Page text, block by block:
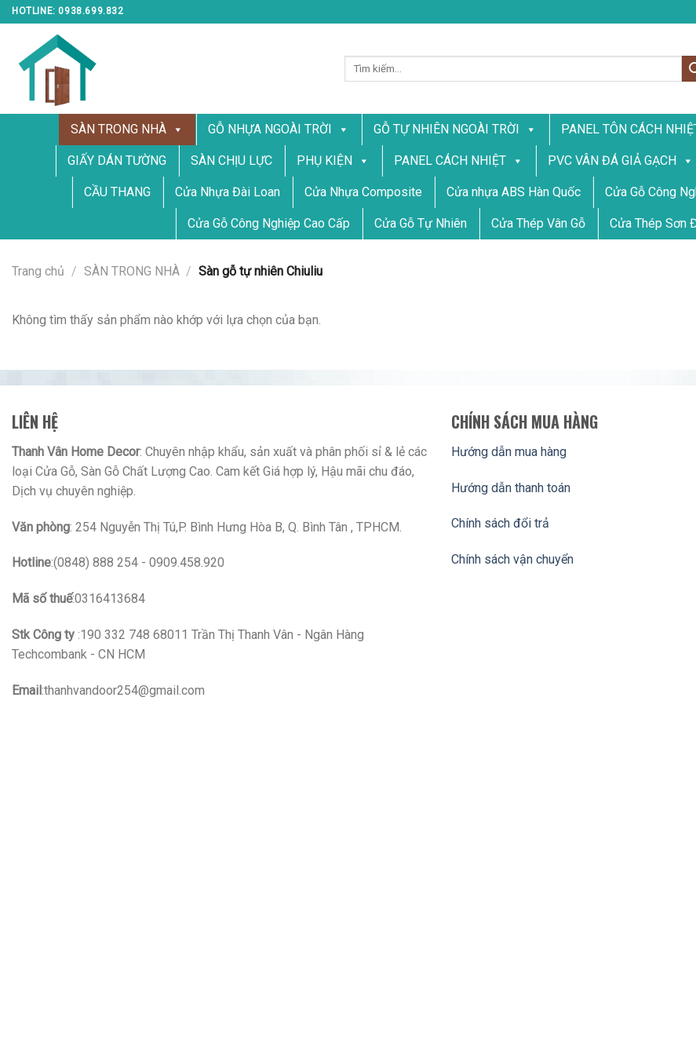
Skip
content
HOTLINE: 0938.699.832
Tìm
SÀN TRONG NHÀ GỖ NHỰA NGOÀI TRỜI GỖ TỰ NHIÊN NGOÀI TRỜI PANEL TÔN CÁCH
GIẤY DÁN TƯỜNG SÀN CHỊU LỰC PHỤ KIỆN PANEL CÁCH NHIỆT PVC VÂN ĐÁ GIẢ GẠCH
CẦU THANG Cửa Nhựa Đài Loan Cửa Nhựa Composite Cửa nhựa ABS Hàn Quốc Cửa Gỗ Công
Cửa Gỗ Công Nghiệp Cao Cấp Cửa Gỗ Tự Nhiên Cửa Thép Vân Gỗ Cửa Thép Sơn
Trang chủ / SÀN TRONG NHÀ / Sàn gỗ tự nhiên Chiuliu
Không tìm thấy sản phẩm nào khớp với lựa chọn của bạn.
LIÊN HỆ
Thanh Vân Home Decor: Chuyên nhập khẩu, sản xuất và phân phối sỉ & lẻ các
loại Cửa Gỗ, Sàn Gỗ Chất Lượng Cao. Cam kết Giá hợp lý, Hậu mãi chu đáo,
Dịch vụ chuyên nghiệp.
Văn phòng: 254 Nguyễn Thị Tú,P. Bình Hưng Hòa B, Q. Bình Tân , TPHCM.
Hotline:(0848) 888 254 - 0909.458.920
Mã số thuế:0316413684
Stk Công ty :190 332 748 68011 Trần Thị Thanh Vân - Ngân Hàng
Techcombank - CN HCM
Email:thanhvandoor254@gmail.com
CHÍNH SÁCH MUA HÀNG
Hướng dẫn mua hàng
Hướng dẫn thanh toán
Chính sách đổi trả
Chính sách vận chuyển